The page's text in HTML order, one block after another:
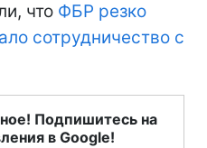
что ФБР резко
сотрудничество с
Подпишитесь на
в Google!